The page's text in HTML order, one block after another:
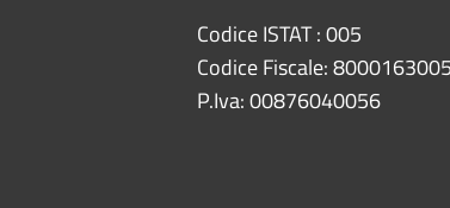
Codice ISTAT : 005
Codice Fiscale:
P.Iva: 00876040056